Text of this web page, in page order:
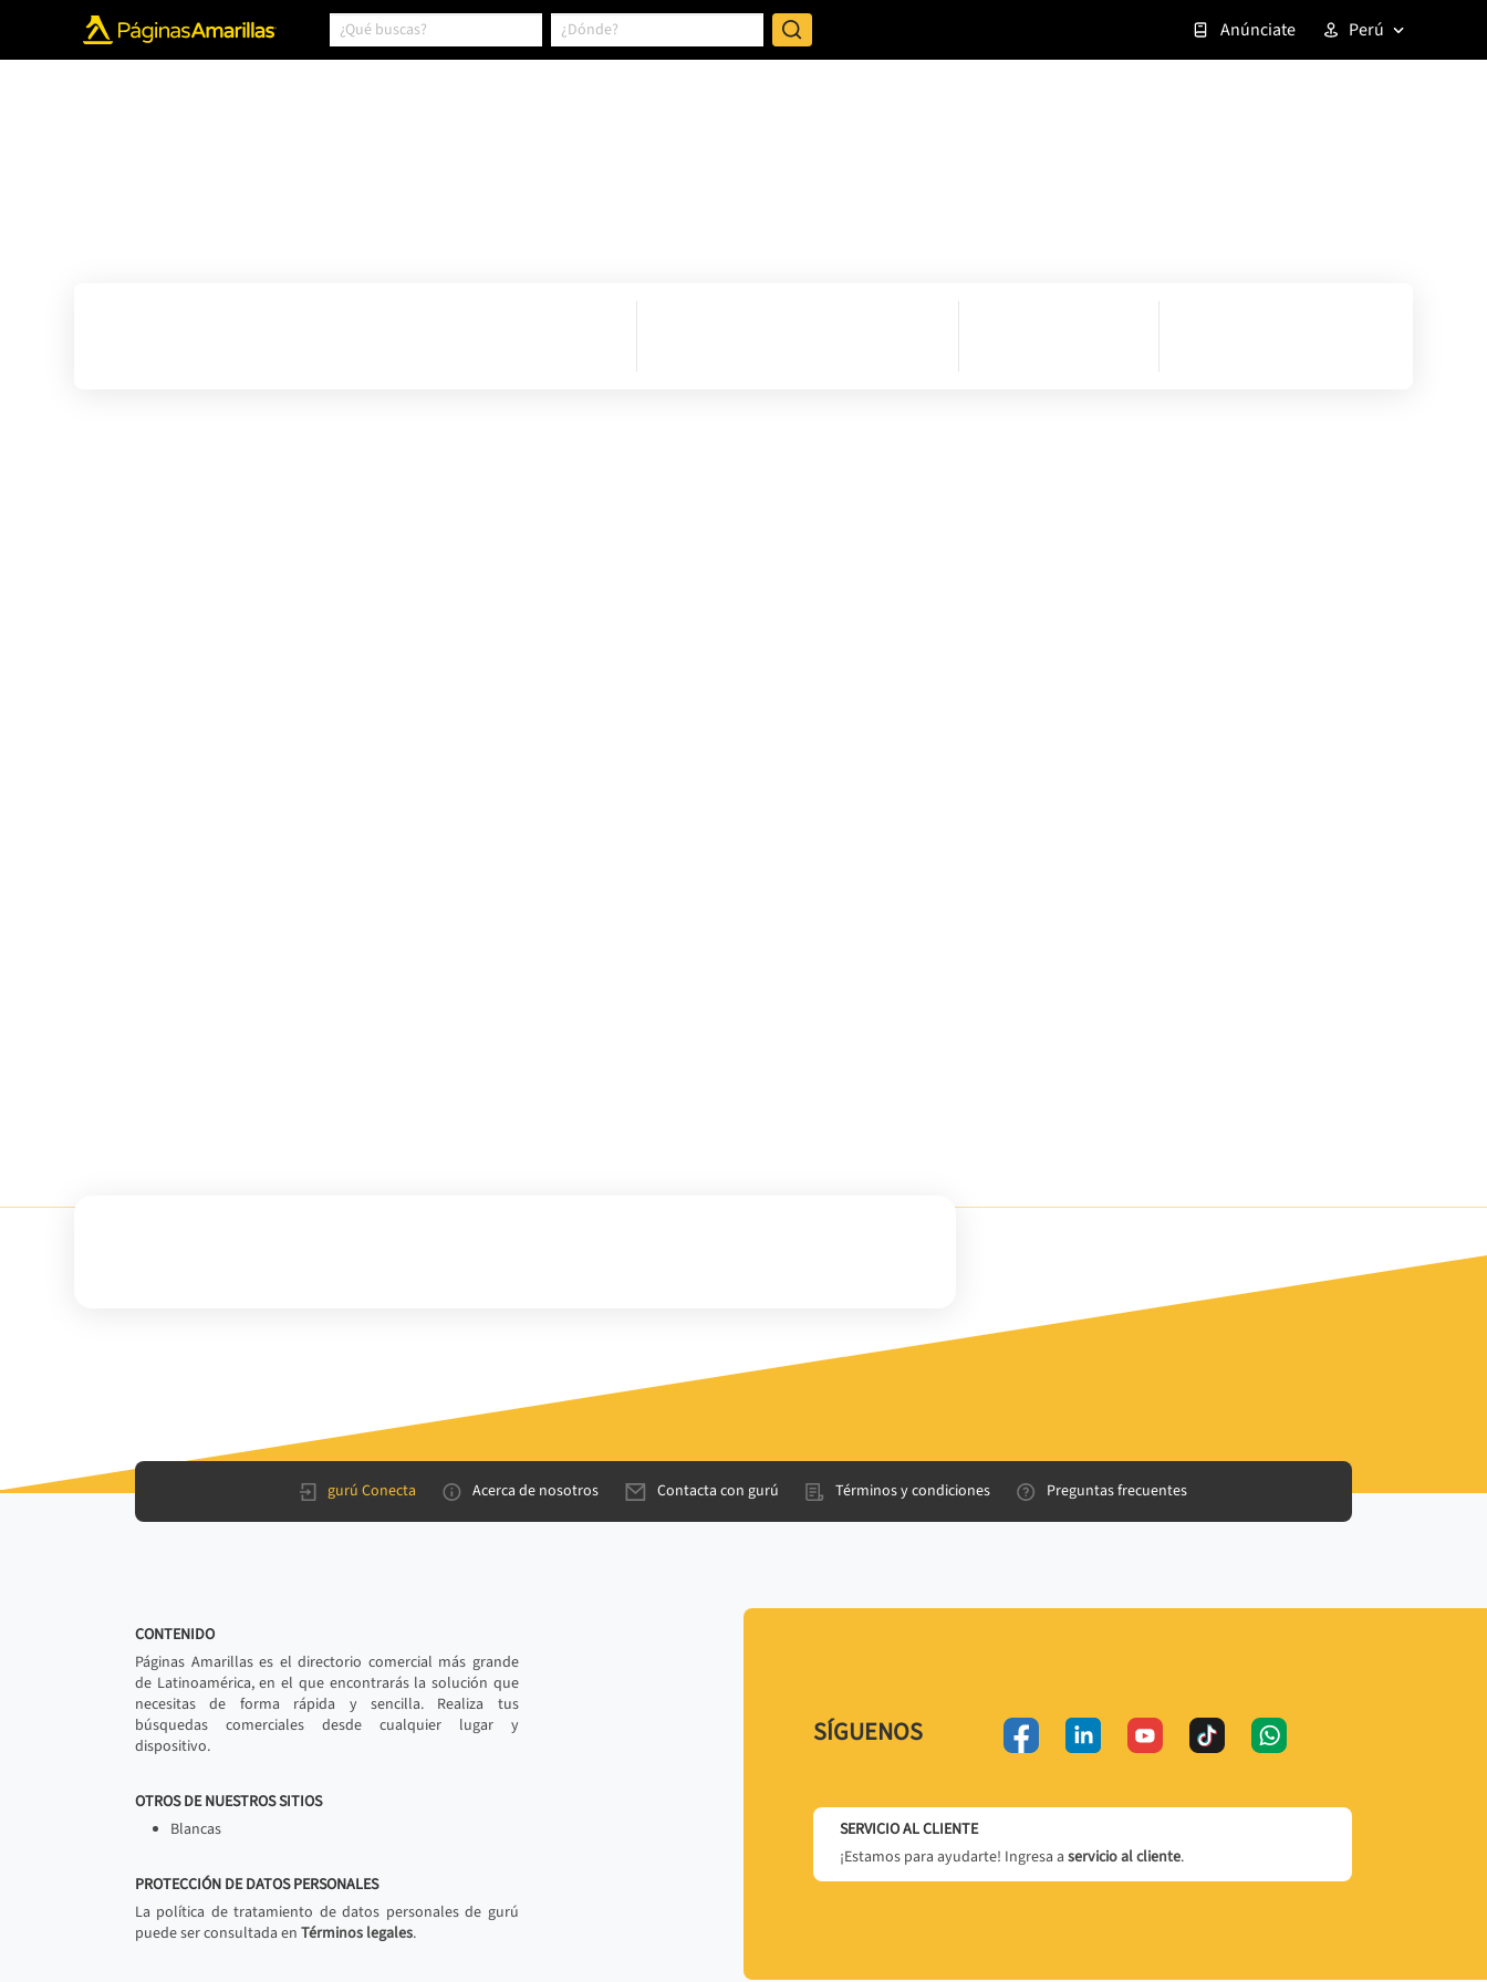
Anúnciate Perú
gurú Conecta Acerca de nosotros Contacta con gurú Términos y condiciones Preguntas frecuentes
CONTENIDO
Páginas Amarillas es el directorio comercial más grande
de Latinoamérica, en el que encontrarás la solución que
necesitas de forma rápida y sencilla. Realiza tus
búsquedas comerciales desde cualquier lugar y
dispositivo.
OTROS DE NUESTROS SITIOS
Blancas
PROTECCIÓN DE DATOS PERSONALES
La política de tratamiento de datos personales de gurú
puede ser consultada en Términos legales.
SÍGUENOS
SERVICIO AL CLIENTE
¡Estamos para ayudarte! Ingresa a servicio al cliente.